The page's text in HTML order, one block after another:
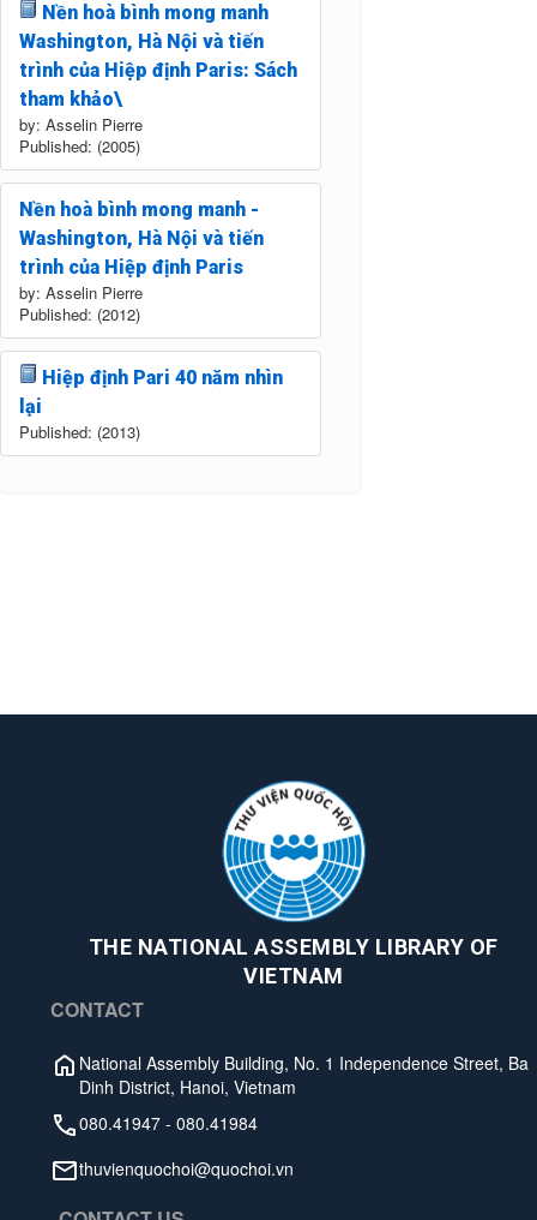
Nền hoà bình mong manh
Washington, Hà Nội và tiến
trình của Hiệp định Paris: Sách
tham khảo\
by: Asselin Pierre
Published: (2005)
Nền hoà bình mong manh -
Washington, Hà Nội và tiến
trình của Hiệp định Paris
by: Asselin Pierre
Published: (2012)
Hiệp định Pari 40 năm nhìn
lại
Published: (2013)
THE NATIONAL ASSEMBLY LIBRARY OF
VIETNAM
CONTACT
National Assembly Building, No. 1 Independence Street, Ba
Dinh District, Hanoi, Vietnam
080.41947 - 080.41984
thuvienquochoi@quochoi.vn